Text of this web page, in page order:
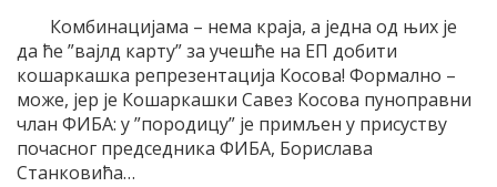
Комбинацијама – нема краја, а једна од њих је
да ће ”вајлд карту” за учешће на ЕП добити
кошаркашка репрезентација Косова! Формално –
може, јер је Кошаркашки Савез Косова пуноправни
члан ФИБА: у ”породицу” је примљен у присуству
почасног председника ФИБА, Борислава
Станковића…